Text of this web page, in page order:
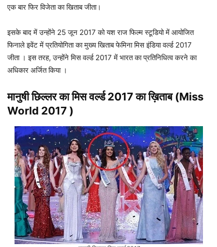
एक बार फिर विजेता का खिताब जीता।
इसके बाद में उन्होंने 25 जून 2017 को यश राज फिल्म स्टूडियो में आयोजित
फिनाले इवेंट में प्रतियोगिता का मुख्य खिताब फेमिना मिस इंडिया वर्ल्ड 2017
जीता । इस तरह, उन्होंने मिस वर्ल्ड 2017 में भारत का प्रतिनिधित्व करने का
अधिकार अर्जित किया ।
मानुषी छिल्लरकामिस वर्ल्ड 2017 का ख़िताब (Miss
World 2017 )